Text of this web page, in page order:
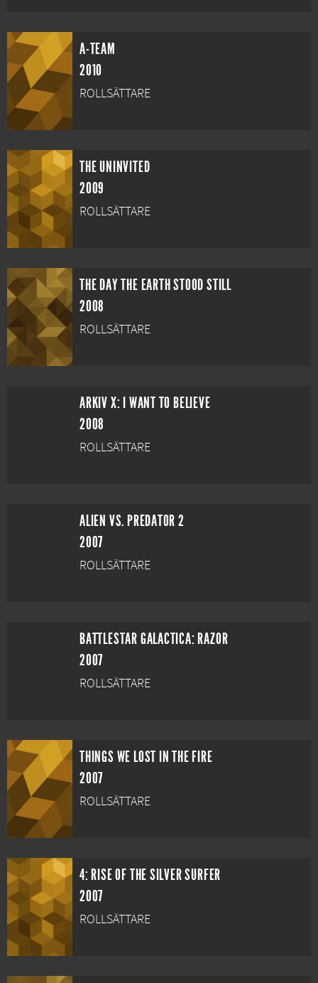
A-TEAM
2010
ROLLSÄTTARE
THE UNINVITED
2009
ROLLSÄTTARE
THE DAY THE EARTH STOOD STILL
2008
ROLLSÄTTARE
ARKIV X: I WANT TO BELIEVE
2008
ROLLSÄTTARE
ALIEN VS. PREDATOR 2
2007
ROLLSÄTTARE
BATTLESTAR GALACTICA: RAZOR
2007
ROLLSÄTTARE
THINGS WE LOST IN THE FIRE
2007
ROLLSÄTTARE
4: RISE OF THE SILVER SURFER
2007
ROLLSÄTTARE